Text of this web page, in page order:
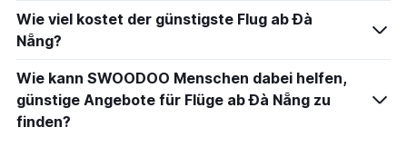
Wie viel kostet der günstigste Flug ab Đà
Nẵng?
Wie kann SWOODOO Menschen dabei helfen,
günstige Angebote für Flüge ab Đà Nẵng zu
finden?